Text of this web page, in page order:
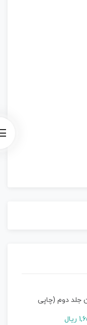
جلد دوم (چاپی
ریال